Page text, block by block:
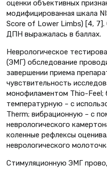
оценки объективных
модифицированная шкала
Score of Lower Limbs) [4, 7].
ДПН выражалась в баллах.
Неврологическое
(ЭМГ) обследование
завершении приема
чувствительность
монофиламентом Thio-
температурную – с
Therm; вибрационную – с
неврологического
коленные рефлексы
неврологического
Стимуляционную ЭМГ